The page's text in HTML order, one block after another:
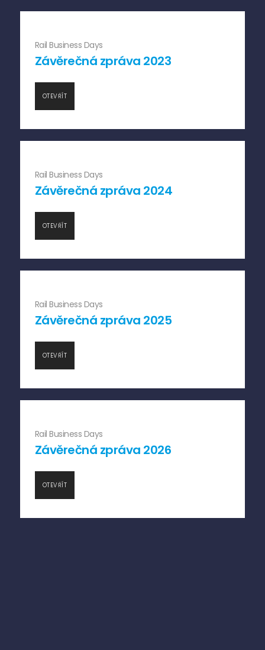
Rail Business Days
Závěrečná zpráva 2023
OTEVŘÍT
Rail Business Days
Závěrečná zpráva 2024
OTEVŘÍT
Rail Business Days
Závěrečná zpráva 2025
OTEVŘÍT
Rail Business Days
Závěrečná zpráva 2026
OTEVŘÍT